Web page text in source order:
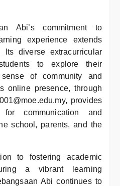
Abi’s commitment to
experience extends
Its diverse extracurricular
to explore their
of community and
online presence, through
provides
communication and
school, parents, and the
to fostering academic
a vibrant learning
Abi continues to